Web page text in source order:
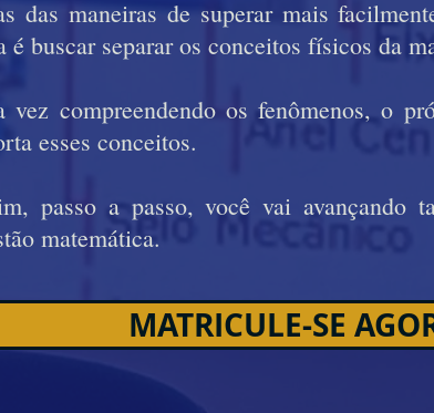
das maneiras de superar mais
é buscar separar os conceitos físicos da
vez compreendendo os fenômenos, o
esses conceitos.
passo a passo, você vai avançando
matemática.
MATRICULE-SE